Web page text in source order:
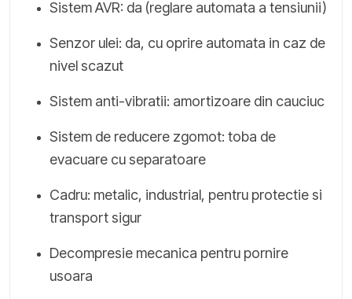
Sistem AVR: da (reglare automata a tensiunii)
Senzor ulei: da, cu oprire automata in caz de
nivel scazut
Sistem anti-vibratii: amortizoare din cauciuc
Sistem de reducere zgomot: toba de
evacuare cu separatoare
Cadru: metalic, industrial, pentru protectie si
transport sigur
Decompresie mecanica pentru pornire
usoara